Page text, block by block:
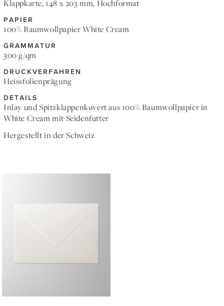
Klappkarte, 148 x 203 mm, Hochformat
PAPIER
100% Baumwollpapier White Cream
GRAMMATUR
300 g/qm
DRUCKVERFAHREN
Heissfolienprägung
DETAILS
Inlay und Spitzklappenkuvert aus 100% Baumwollpapier in
White Cream mit Seidenfutter
Hergestellt in der Schweiz